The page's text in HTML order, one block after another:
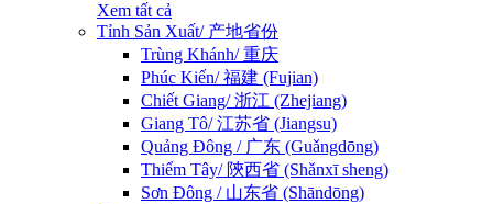
Xem tất cả
Tỉnh Sản Xuất/ 产地省份
Trùng Khánh/ 重庆
Phúc Kiến/ 福建 (Fujian)
Chiết Giang/ 浙江 (Zhejiang)
Giang Tô/ 江苏省 (Jiangsu)
Quảng Đông / 广东 (Guǎngdōng)
Thiểm Tây/ 陝西省 (Shǎnxī sheng)
Sơn Đông / 山东省 (Shāndōng)